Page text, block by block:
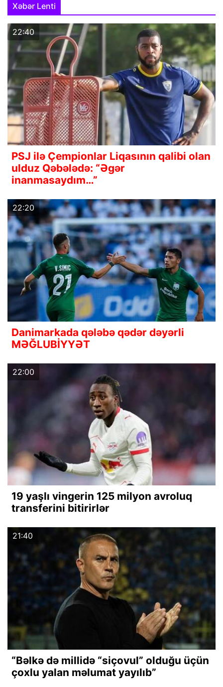
Xəbər Lenti
22:40
PSJ ilə Çempionlar Liqasının qalibi olan
ulduz Qəbələdə: “Əgər
inanmasaydım…”
22:20
Danimarkada qələbə qədər dəyərli
MƏĞLUBİYYƏT
22:00
19 yaşlı vingerin 125 milyon avroluq
transferini bitirirlər
21:40
“Bəlkə də millidə “siçovul” olduğu üçün
çoxlu yalan məlumat yayılıb”